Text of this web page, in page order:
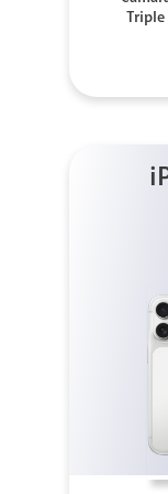
Triple